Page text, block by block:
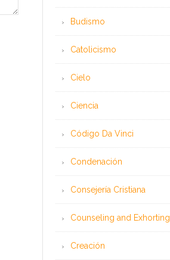
Budismo
Catolicismo
Cielo
Ciencia
Código Da Vinci
Condenación
Consejería Cristiana
Counseling and Exhorting
Creación